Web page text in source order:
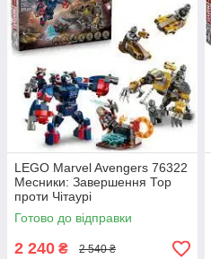
LEGO Marvel Avengers 76322
Месники: Завершення Тор
проти Чітаурі
Готово до відправки
2 240 ₴ 2 540 ₴